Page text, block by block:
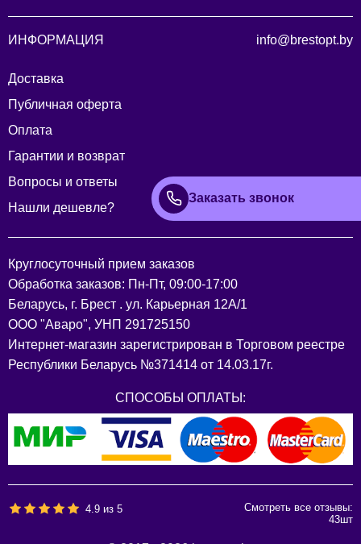
ИНФОРМАЦИЯ
Доставка
Публичная оферта
Оплата
Гарантии и возврат
Вопросы и ответы
Нашли дешевле?
info@brestopt.by
Заказать звонок
Круглосуточный прием заказов
Обработка заказов: Пн-Пт, 09:00-17:00
Беларусь, г. Брест . ул. Карьерная 12А/1
ООО "Аваро", УНП 291725150
Интернет-магазин зарегистрирован в Торговом реестре
Республики Беларусь №371414 от 14.03.17г.
СПОСОБЫ ОПЛАТЫ:
4.9 из5
Смотреть все отзывы:
43шт